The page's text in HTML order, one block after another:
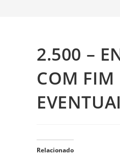
2.500 –
COM FIM
Relacionado